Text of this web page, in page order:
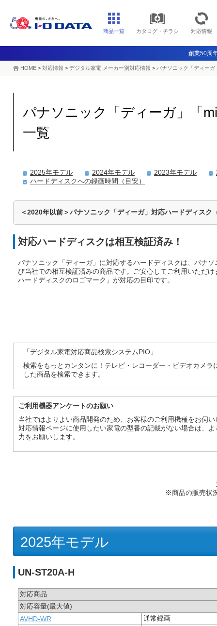
商品一覧 カタログ・チラシ 対応情報
創業50周
HOME > 対応情報 > デジタル家電 メーカー別対応情報 > パナソニック「ディー
パナソニック「ディーガ」「
一覧
2025年モデル 2024年モデル 2023年モデル
ハードディスクへの録画時間（目安）
＜2020年以前＞パナソニック「ディーガ」対応ハードディスク
対応ハードディスクは相互検証済み！
パナソニック「ディーガ」に対応するハードディスクは、パナソ
び当社での相互検証済みの商品です。ご安心してご利用いただけ
ハードディスクのロゴマーク」が対応の目印です。
「デジタル家電対応商品検索システムPIO」
検索をもっとカンタンに！テレビ・レコーダー・ビデオカメラ
した商品を検索できます。
ご利用機器アンケートのお願い
当社ではよりよい商品開発のため、お客様のご利用機種をお伺
対応情報ページに使用したい家電の型番の記載がない場合は、よ
力をお願いします。
※商品の販売状
2025年モデル
UN-ST20A-H
対応商品
対応容量(最大値)
AVHD-WR
通常録画